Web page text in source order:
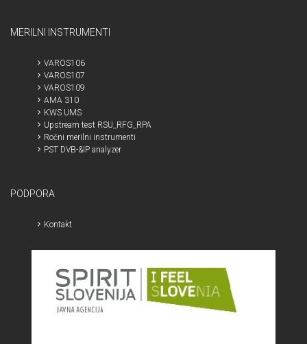
MERILNI INSTRUMENTI
VAROS106
VAROS107
VAROS109
AMA 310
KWS UMS
Upstream test RSU_RFG_RPA
Ročni merilni instrumenti
PST DVB-&IP analyzer
PODPORA
Kontakt